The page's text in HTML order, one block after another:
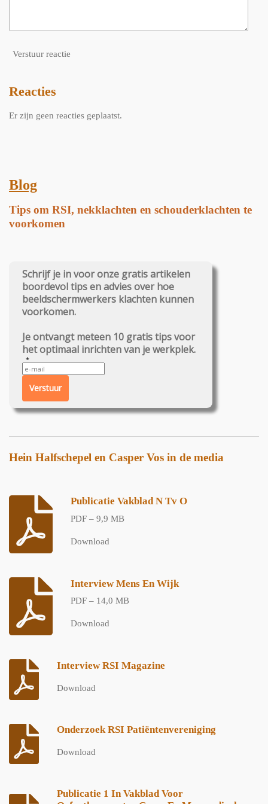
Verstuur reactie
Reacties
Er zijn geen reacties geplaatst.
Blog
Tips om RSI, nekklachten en schouderklachten te
voorkomen
Schrijf je in voor onze gratis artikelen
boordevol tips en advies over hoe
beeldschermwerkers klachten kunnen
voorkomen.
Je ontvangt meteen 10 gratis tips voor
het optimaal inrichten van je werkplek.
Verstuur
Hein Halfschepel en Casper Vos in de media
Publicatie Vakblad N Tv O
PDF – 9,9 MB
Download
Interview Mens En Wijk
PDF – 14,0 MB
Download
Interview RSI Magazine
Download
Onderzoek RSI Patiëntenvereniging
Download
Publicatie 1 In Vakblad Voor